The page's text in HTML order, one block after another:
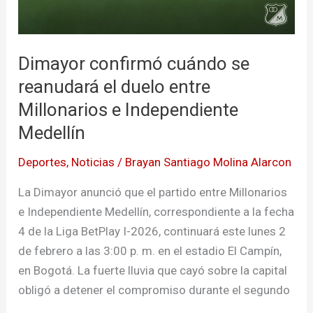
Dimayor confirmó cuándo se
reanudará el duelo entre
Millonarios e Independiente
Medellín
Deportes, Noticias / Brayan Santiago Molina Alarcon
La Dimayor anunció que el partido entre Millonarios
e Independiente Medellín, correspondiente a la fecha
4 de la Liga BetPlay I-2026, continuará este lunes 2
de febrero a las 3:00 p. m. en el estadio El Campín,
en Bogotá. La fuerte lluvia que cayó sobre la capital
obligó a detener el compromiso durante el segundo